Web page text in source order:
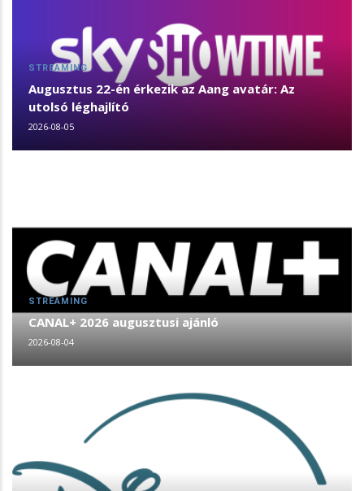
STREAMING
Augusztus 22-én érkezik az Aang avatár: Az
utolsó léghajlító
2026-08-05
STREAMING
CANAL+ 2026 augusztusi ajánló
2026-08-04